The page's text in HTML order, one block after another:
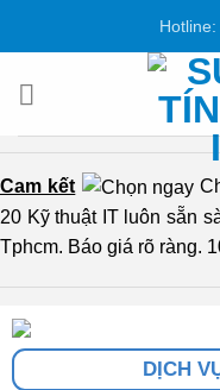
dung
Cam kết
20 Kỹ thuật IT luôn sẵn
Tphcm. Báo giá rõ ràng.
DỊCH